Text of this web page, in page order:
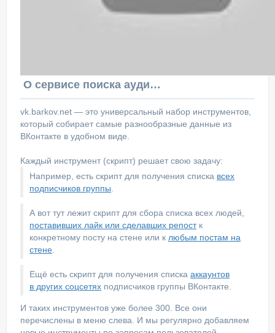
О сервисе поиска аудитории ВКонтакте
vk.barkov.net — это универсальный набор инструментов,
который собирает самые разнообразные данные из
ВКонтакте в удобном виде.
Каждый инструмент (скрипт) решает свою задачу:
Например, есть скрипт для получения списка всех
подписчиков группы
А вот тут лежит скрипт для сбора списка всех людей,
поставивших лайк или сделавших репостк
конкретному посту на стене или к любым постам на
стене
Ещё есть скрипт для получения списка аккаунтов
в других соцсетях подписчиков группы ВКонтакте.
И таких инструментов уже более 300. Все они
перечислены в меню слева. И мы регулярно добавляем